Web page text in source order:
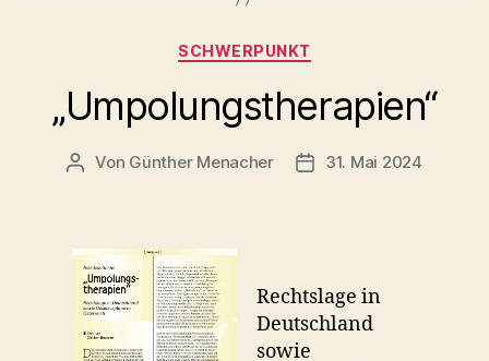
Kategorien
SCHWERPUNKT
„Umpolungstherapien“
Beitragsautor
Von Günther Menacher Beitragsdatum
31. Mai 2024
Rechtslage in
Deutschland
sowie